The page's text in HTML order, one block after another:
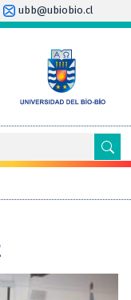
ubb@ubiobio.cl